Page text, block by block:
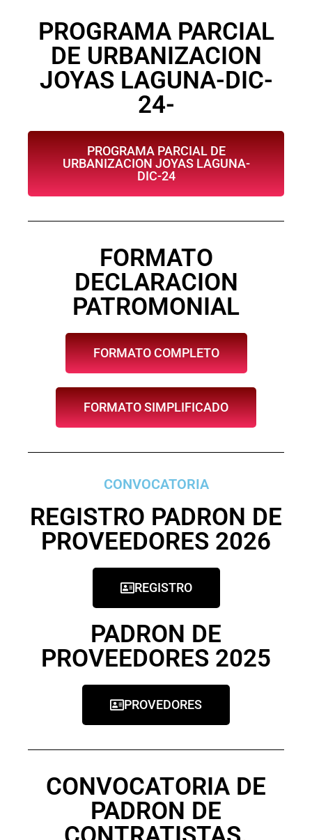
PROGRAMA PARCIAL
DE URBANIZACION
JOYAS LAGUNA-DIC-
24-
PROGRAMA PARCIAL DE
URBANIZACION JOYAS LAGUNA-
DIC-24
FORMATO
DECLARACION
PATROMONIAL
FORMATO COMPLETO
FORMATO SIMPLIFICADO
CONVOCATORIA
REGISTRO PADRON DE
PROVEEDORES 2026
REGISTRO
PADRON DE
PROVEEDORES 2025
PROVEDORES
CONVOCATORIA DE
PADRON DE